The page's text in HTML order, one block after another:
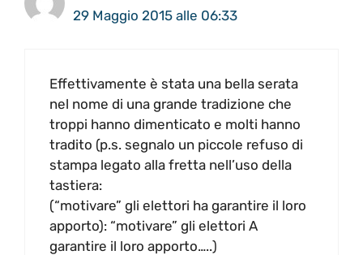
29 Maggio 2015 alle 06:33
Effettivamente è stata una bella serata
nel nome di una grande tradizione che
troppi hanno dimenticato e molti hanno
tradito (p.s. segnalo un piccole refuso di
stampa legato alla fretta nell’uso della
tastiera:
(“motivare” gli elettori ha garantire il loro
apporto): “motivare” gli elettori A
garantire il loro apporto…..)